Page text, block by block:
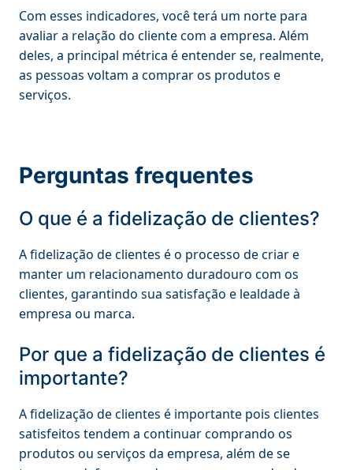
Com esses indicadores, você terá um norte para
avaliar a relação do cliente com a empresa. Além
deles, a principal métrica é entender se, realmente,
as pessoas voltam a comprar os produtos e
serviços.
Perguntas frequentes
O que é a fidelização de clientes?
A fidelização de clientes é o processo de criar e
manter um relacionamento duradouro com os
clientes, garantindo sua satisfação e lealdade à
empresa ou marca.
Por que a fidelização de clientes é
importante?
A fidelização de clientes é importante pois clientes
satisfeitos tendem a continuar comprando os
produtos ou serviços da empresa, além de se